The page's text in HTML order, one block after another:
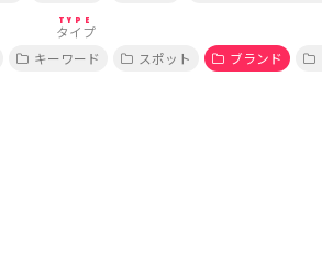
TYPE
タイプ
キーワード スポット ブランド